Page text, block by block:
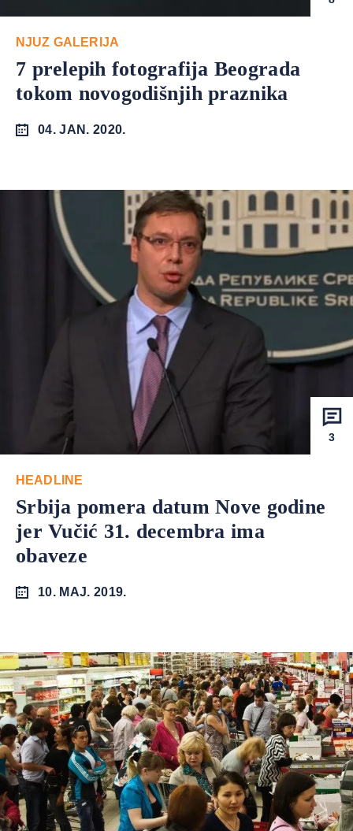
NJUZ GALERIJA
7 prelepih fotografija Beograda
tokom novogodišnjih praznika
04. JAN. 2020.
3
HEADLINE
Srbija pomera datum Nove godine
jer Vučić 31. decembra ima
obaveze
10. MAJ. 2019.